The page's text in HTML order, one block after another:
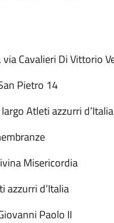
Cavalieri Di Vittorio
Pietro 14
Atleti azzurri d’Italia
Misericordia
azzurri d’Italia
Paolo II